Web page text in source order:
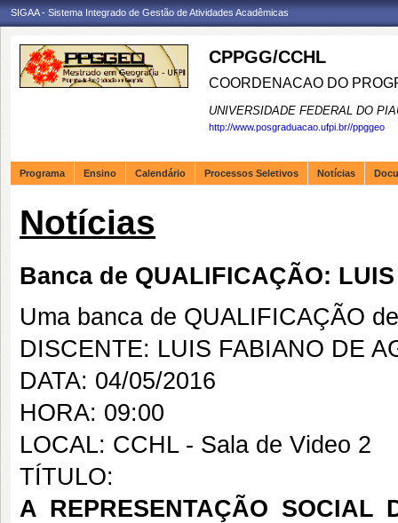
SIGAA - Sistema Integrado de Gestão de Atividades Acadêmicas
CPPGG/CCHL
COORDENACAO DO
UNIVERSIDADE FEDERAL DO
http://www.posgraduacao.ufpi.br//ppggeo
Programa Ensino Calendário Processos Seletivos Notícias
Notícias
Banca de QUALIFICAÇÃO:
Uma banca de QUALIFICAÇÃO
DISCENTE: LUIS FABIANO DE
DATA: 04/05/2016
HORA: 09:00
LOCAL: CCHL - Sala de Video 2
TÍTULO:
A REPRESENTAÇÃO SOCIAL